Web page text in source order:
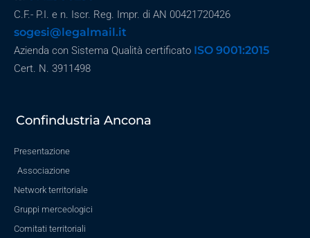
C.F.- P.I. e n. Iscr. Reg. Impr. di AN 00421720426
sogesi@legalmail.it
Azienda con Sistema Qualità certificato ISO 9001:2015
Cert. N. 3911498
Confindustria Ancona
Presentazione
Associazione
Network territoriale
Gruppi merceologici
Comitati territoriali